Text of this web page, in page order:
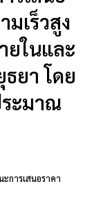
มเร็วสูง
ยในและ
ยา โดย
ระมาณ
การเสนอราคา